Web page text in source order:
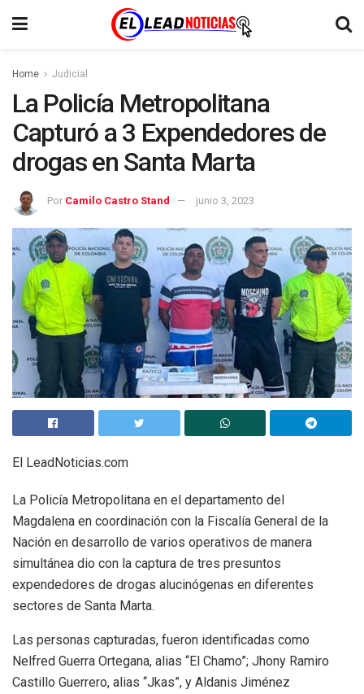
Home Judicial
La Policía Metropolitana
Capturó a 3 Expendedores de
drogas en Santa Marta
Por Camilo Castro Stand junio 3, 2023
El LeadNoticias.com
La Policía Metropolitana en el departamento del
Magdalena en coordinación con la Fiscalía General de la
Nación en desarrollo de varios operativos de manera
simultánea dio con la captura de tres presuntos
expendedores de drogas alucinógenas en diferentes
sectores de Santa Marta.
Las personas capturadas, fueron identificadas como
Nelfred Guerra Ortegana, alias “El Chamo”; Jhony Ramiro
Castillo Guerrero, alias “Jkas”, y Aldanis Jiménez